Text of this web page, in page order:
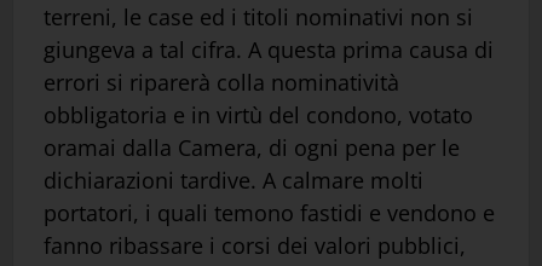
terreni, le case ed i titoli nominativi non si
giungeva a tal cifra. A questa prima causa di
errori si riparerà colla nominatività
obbligatoria e in virtù del condono, votato
oramai dalla Camera, di ogni pena per le
dichiarazioni tardive. A calmare molti
portatori, i quali temono fastidi e vendono e
fanno ribassare i corsi dei valori pubblici,